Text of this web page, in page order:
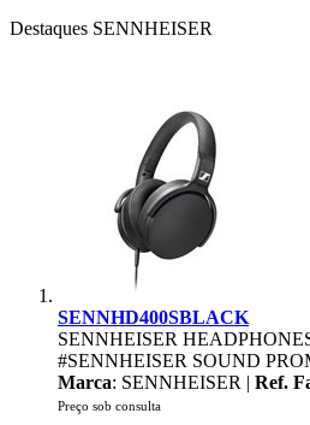
Destaques SENNHEISER
SENNHD400SBLACK
SENNHEISER
#SENNHEISER SOUND
Marca: SENNHEISER | Ref.
Preço sob consulta